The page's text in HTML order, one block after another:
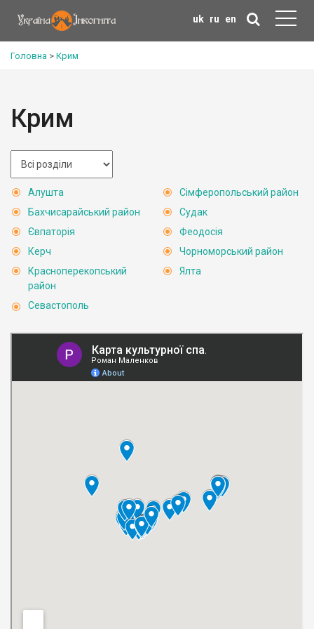
uk ru en
Головна > Крим
Крим
Алушта
Бахчисарайський район
Євпаторія
Керч
Красноперекопський
район
Севастополь
Сімферопольський район
Судак
Феодосія
Чорноморський район
Ялта